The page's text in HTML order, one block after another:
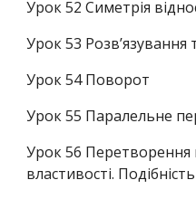
Урок 52Симетрія
Урок 53
Урок 54Поворот
Урок 55 Паралельне
Урок 56 Перетворення
властивості.